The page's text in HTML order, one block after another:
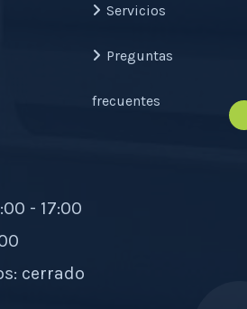
Servicios
Preguntas
frecuentes
- 17:00
cerrado